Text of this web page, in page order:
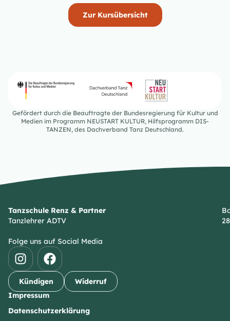
Zur Kursübersicht
Gefördert durch die Beauftragte der Bundesregierung für Kultur und
Medien im Programm NEUSTART KULTUR, Hilfsprogramm DIS-
TANZEN, des Dachverband Tanz Deutschland.
Tanzschule Renz & Partner
Tanzlehrer ADTV
Folge uns auf Social Media
Kündigen
Widerruf
Impressum
Datenschutzerklärung